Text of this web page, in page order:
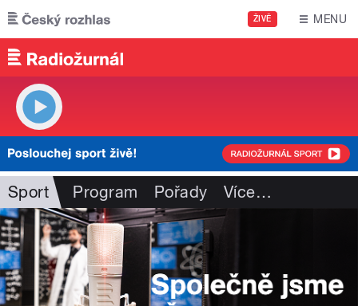
Přejít k hlavnímu obsahu
ŽIVĚ MENU
Sport Program Pořady Více…